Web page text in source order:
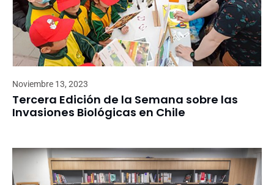
Noviembre 13, 2023
Tercera Edición de la Semana sobre las
Invasiones Biológicas en Chile